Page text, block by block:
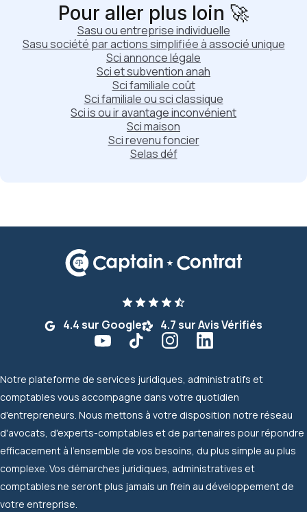
Pour aller plus loin 🚀
Sasu ou entreprise individuelle
Sasu société par actions simplifiée à associé unique
Sci annonce légale
Sci et subvention anah
Sci familiale coût
Sci familiale ou sci classique
Sci is ou ir avantage inconvénient
Sci maison
Sci revenu foncier
Selas déf
4.4 sur Google 4.7 sur Avis Vérifiés
Notre plateforme de services juridiques, administratifs et
comptables vous accompagne dans votre quotidien
d'entrepreneurs. Nous mettons à votre disposition notre réseau
d'avocats, d'experts-comptables et de partenaires pour répondre
efficacement à l'ensemble de vos besoins, du plus simple au plus
complexe. Vos démarches juridiques, administratives et
comptables ne seront plus jamais un frein au développement de
votre entreprise.